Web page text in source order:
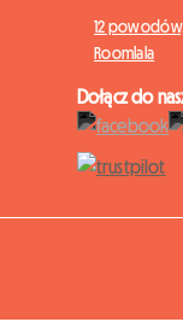
12
Roomlala
Dołącz do